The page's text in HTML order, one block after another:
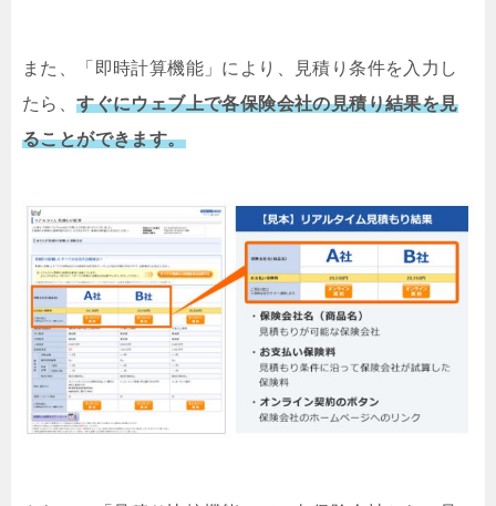
また、「即時計算機能」により、見積り条件を入力し
たら、すぐにウェブ上で各保険会社の見積り結果を見
ることができます。